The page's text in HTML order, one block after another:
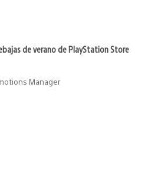
de verano de PlayStation Store
Manager